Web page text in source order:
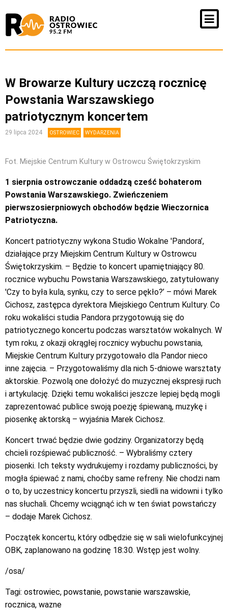
W Browarze Kultury uczczą rocznicę
Powstania Warszawskiego
patriotycznym koncertem
29 lipca 2024 OSTROWIEC WYDARZENIA
Fot. Miejskie Centrum Kultury w Ostrowcu Świętokrzyskim
1 sierpnia ostrowczanie oddadzą cześć bohaterom
Powstania Warszawskiego. Zwieńczeniem
pierwszosierpniowych obchodów będzie Wieczornica
Patriotyczna.
Koncert patriotyczny wykona Studio Wokalne 'Pandora’,
działające przy Miejskim Centrum Kultury w Ostrowcu
Świętokrzyskim. – Będzie to koncert upamiętniający 80.
rocznice wybuchu Powstania Warszawskiego, zatytułowany
'Czy to była kula, synku, czy to serce pękło?’ – mówi Marek
Cichosz, zastępca dyrektora Miejskiego Centrum Kultury. Co
roku wokaliści studia Pandora przygotowują się do
patriotycznego koncertu podczas warsztatów wokalnych. W
tym roku, z okazji okrągłej rocznicy wybuchu powstania,
Miejskie Centrum Kultury przygotowało dla Pandor nieco
inne zajęcia. – Przygotowaliśmy dla nich 5-dniowe warsztaty
aktorskie. Pozwolą one dołożyć do muzycznej ekspresji ruch
i artykulację. Dzięki temu wokaliści jeszcze lepiej będą mogli
zaprezentować publice swoją poezję śpiewaną, muzykę i
piosenkę aktorską – wyjaśnia Marek Cichosz.
Koncert trwać będzie dwie godziny. Organizatorzy będą
chcieli rozśpiewać publiczność. – Wybraliśmy cztery
piosenki. Ich teksty wydrukujemy i rozdamy publiczności, by
mogła śpiewać z nami, choćby same refreny. Nie chodzi nam
o to, by uczestnicy koncertu przyszli, siedli na widowni i tylko
nas słuchali. Chcemy wciągnąć ich w ten świat powstańczy
– dodaje Marek Cichosz.
Początek koncertu, który odbędzie się w sali wielofunkcyjnej
OBK, zaplanowano na godzinę 18:30. Wstęp jest wolny.
/osa/
Tagi: ostrowiec, powstanie, powstanie warszawskie,
rocznica, wazne